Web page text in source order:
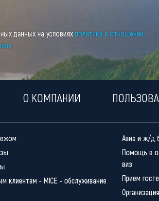
данных на условиях политика в отношении
.
О КОМПАНИИ
клиентам - MICE - обслуживание
Авиа и ж/д
Помощь в
виз
Прием